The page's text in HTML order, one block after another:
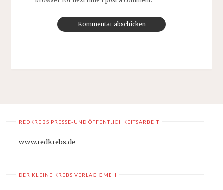
REDKREBS PRESSE-UND ÖFFENTLICHKEITSARBEIT
www.redkrebs.de
DER KLEINE KREBS VERLAG GMBH